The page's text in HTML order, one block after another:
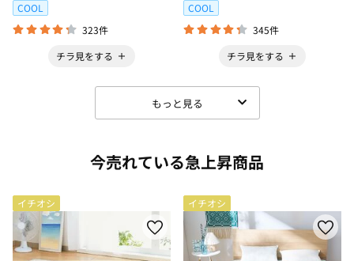
COOL
323件
チラ見をする
COOL
345件
チラ見をする
もっと見る
今売れている急上昇商品
イチオシ イチオシ